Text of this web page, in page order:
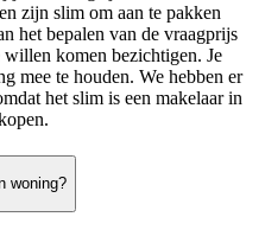
zijn slim om aan te pakken
het bepalen van de vraagprijs
willen komen bezichtigen. Je
mee te houden. We hebben er
het slim is een makelaar in
woning?